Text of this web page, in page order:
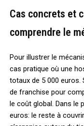
Cas concrets et
comprendre le
Pour illustrer le
cas pratique où une
totaux de 5 000
de franchise pour
le coût global. Dans le
euros: le reste à